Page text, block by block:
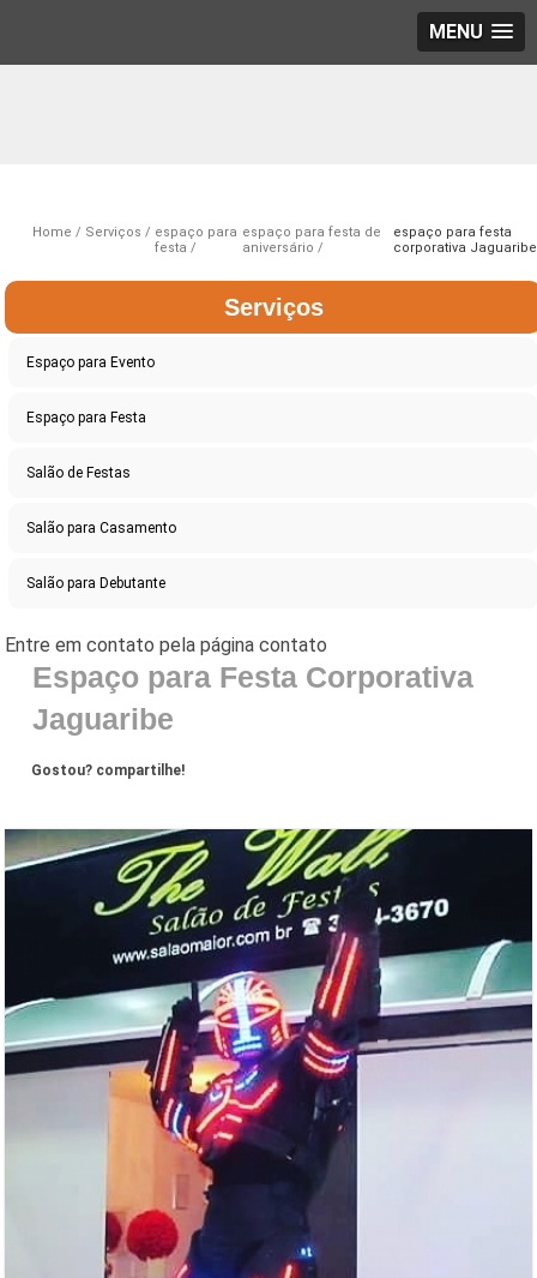
MENU
Home Serviços
espaço para
festa
espaço para festa de
aniversário
espaço para festa
corporativa Jaguaribe
Serviços
Espaço para Evento
Espaço para Festa
Salão de Festas
Salão para Casamento
Salão para Debutante
Espaço para Festa Corporativa
Jaguaribe
Gostou? compartilhe!